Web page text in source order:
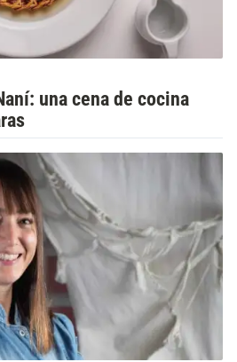
una cena de cocina